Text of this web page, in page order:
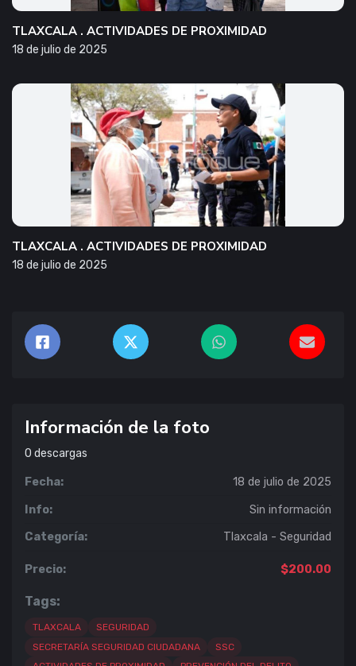
TLAXCALA . ACTIVIDADES DE PROXIMIDAD
18 de julio de 2025
TLAXCALA . ACTIVIDADES DE PROXIMIDAD
18 de julio de 2025
Información de la foto
0 descargas
Fecha: 18 de julio de 2025
Info: Sin información
Categoría: Tlaxcala - Seguridad
Precio: $200.00
Tags:
TLAXCALA
SEGURIDAD
SECRETARÍA SEGURIDAD CIUDADANA
SSC